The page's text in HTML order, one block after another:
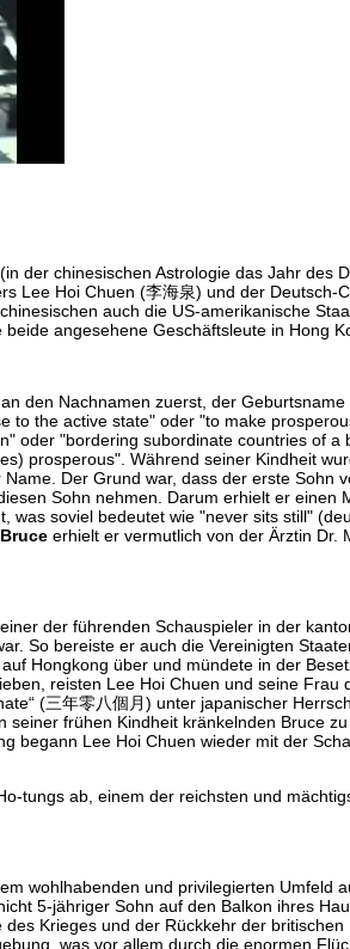
der chinesischen Astrologie das Jahr des
Lee Hoi Chuen (李海泉) und der
auch die US-amerikanische
angesehene Geschäftsleute in Hong
den Nachnamen zuerst, der
to the active state" oder "to make
oder "bordering subordinate countries of a
prosperous". Während seiner Kindheit
Der Grund war, dass der erste
Sohn nehmen. Darum erhielt er
was soviel bedeutet wie "never sits still"
Bruce erhielt er vermutlich von der Ärztin Dr.
der führenden Schauspieler in der
So bereiste er auch die Vereinigten
Hongkong über und mündete in der
reisten Lee Hoi Chuen und seine
(三年零八個月) unter japanischer
seiner frühen Kindheit kränkelnden Bruce
begann Lee Hoi Chuen wieder mit der
tungs ab, einem der reichsten und
wohlhabenden und privilegierten Umfeld
5-jähriger Sohn auf den Balkon ihres
Krieges und der Rückkehr der
was vor allem durch die enormen